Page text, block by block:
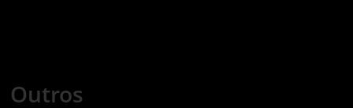
Outros